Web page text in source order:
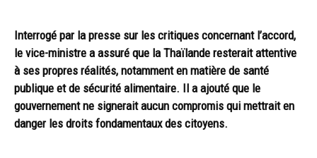
Interrogé par la presse sur les critiques concernant l’accord,
le vice-ministre a assuré que la Thaïlande resterait attentive
à ses propres réalités, notamment en matière de santé
publique et de sécurité alimentaire. Il a ajouté que le
gouvernement ne signerait aucun compromis qui mettrait en
danger les droits fondamentaux des citoyens.